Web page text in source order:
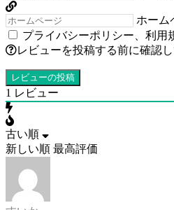
ホーム
プライバシーポリシー
利用
レビューを投稿する前に確認
1 レビュー
古い順
新しい順 最高評価